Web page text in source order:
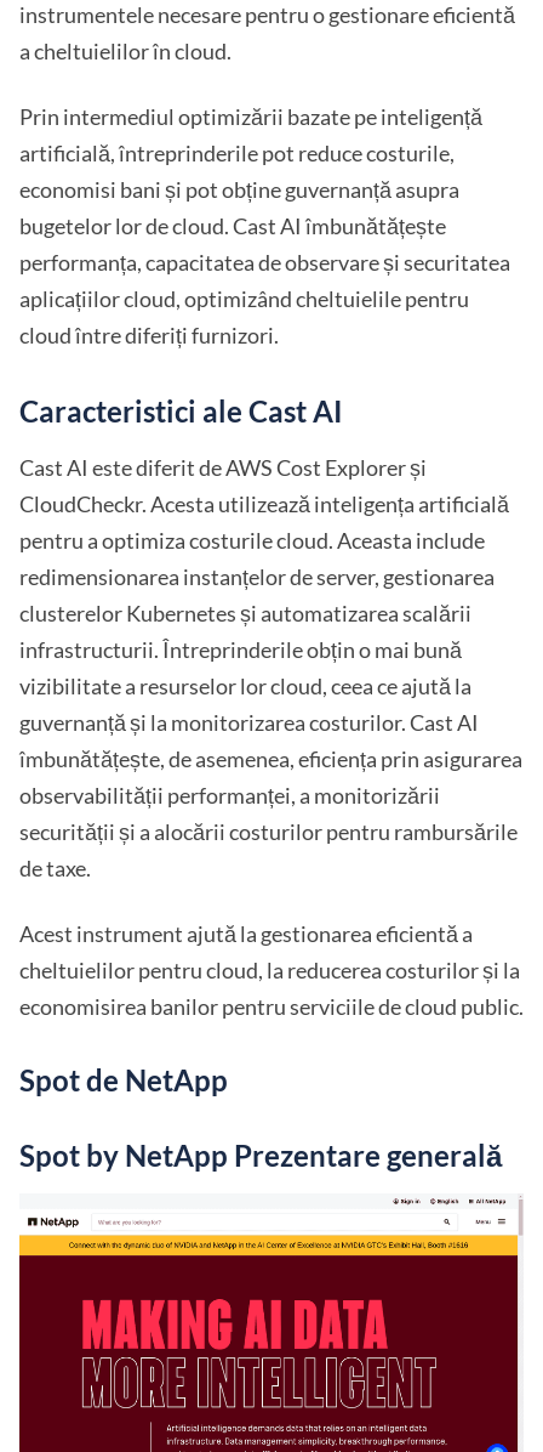
instrumentele necesare pentru o gestionare eficientă
a cheltuielilor în cloud.
Prin intermediul optimizării bazate pe inteligență
artificială, întreprinderile pot reduce costurile,
economisi bani și pot obține guvernanță asupra
bugetelor lor de cloud. Cast AI îmbunătățește
performanța, capacitatea de observare și securitatea
aplicațiilor cloud, optimizând cheltuielile pentru
cloud între diferiți furnizori.
Caracteristici ale Cast AI
Cast AI este diferit de AWS Cost Explorer și
CloudCheckr. Acesta utilizează inteligența artificială
pentru a optimiza costurile cloud. Aceasta include
redimensionarea instanțelor de server, gestionarea
clusterelor Kubernetes și automatizarea scalării
infrastructurii. Întreprinderile obțin o mai bună
vizibilitate a resurselor lor cloud, ceea ce ajută la
guvernanță și la monitorizarea costurilor. Cast AI
îmbunătățește, de asemenea, eficiența prin asigurarea
observabilității performanței, a monitorizării
securității și a alocării costurilor pentru rambursările
de taxe.
Acest instrument ajută la gestionarea eficientă a
cheltuielilor pentru cloud, la reducerea costurilor și la
economisirea banilor pentru serviciile de cloud public.
Spot de NetApp
Spot by NetApp Prezentare generală